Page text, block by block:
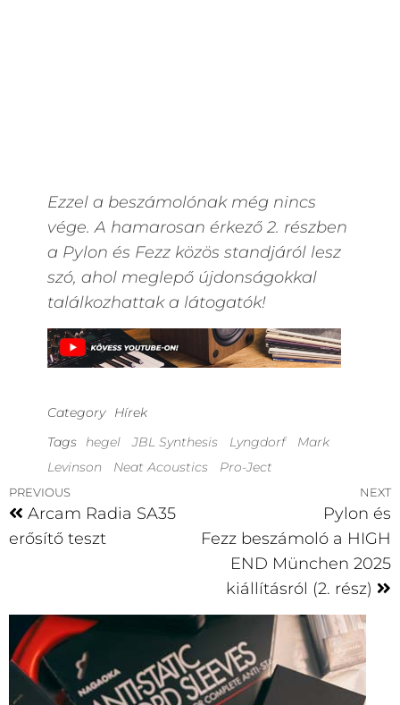
Ezzel a beszámolónak még nincs
vége. A hamarosan érkező 2. részben
a Pylon és Fezz közös standjáról lesz
szó, ahol meglepő újdonságokkal
találkozhattak a látogatók!
Category
Hírek
Tags
hegel JBL Synthesis Lyngdorf
Mark
Levinson
Neat Acoustics Pro-Ject
PREVIOUS
Arcam Radia SA35
erősítő teszt
NEXT
Pylon és
Fezz beszámoló a HIGH
END München 2025
kiállításról (2. rész)